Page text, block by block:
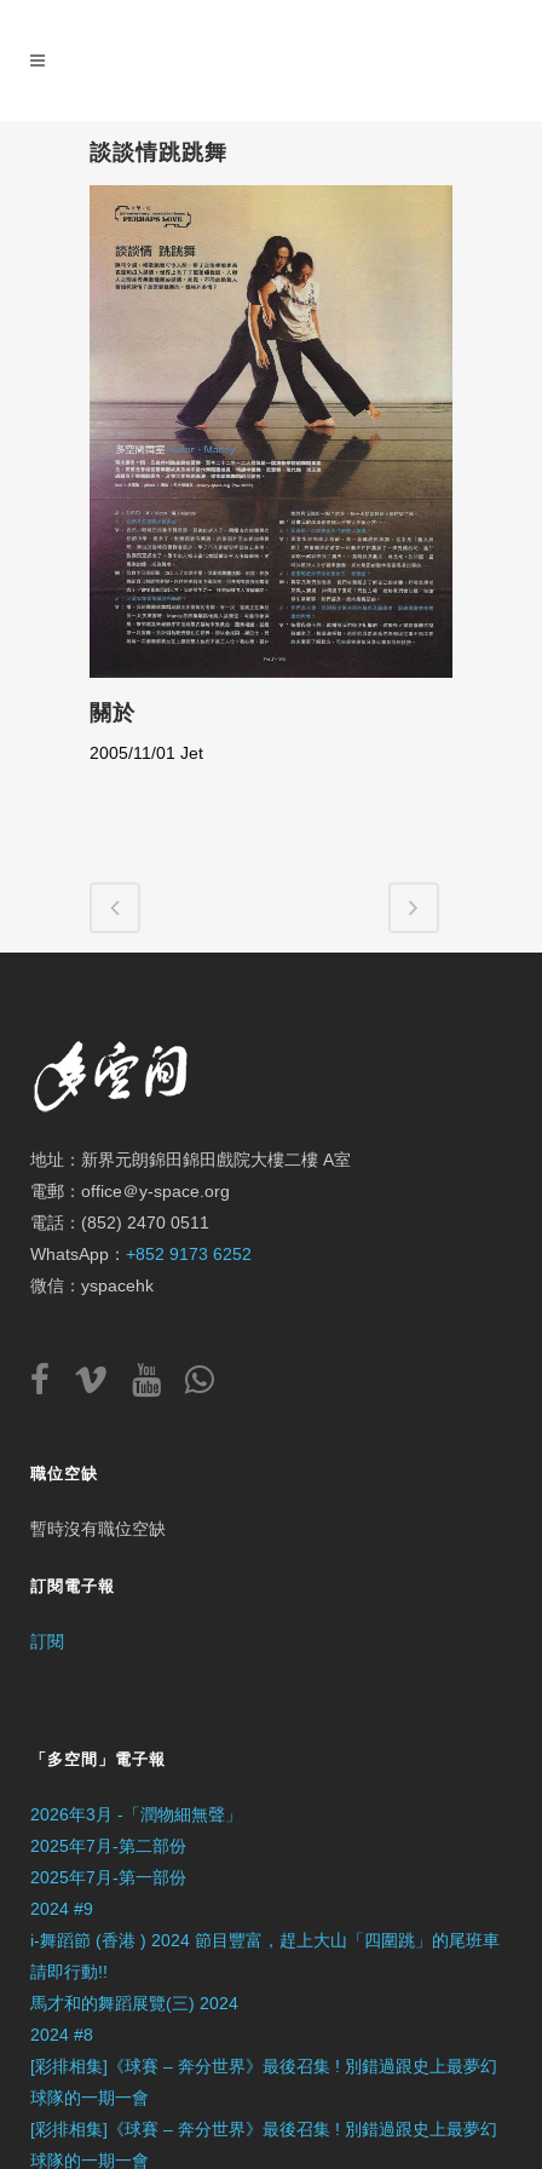
談談情跳跳舞
關於
2005/11/01 Jet
地址：新界元朗錦田錦田戲院大樓二樓 A室
電郵：office＠y-space.org
電話：(852) 2470 0511
WhatsApp： +852 9173 6252
微信：yspacehk
職位空缺
暫時沒有職位空缺
訂閱電子報
訂閱
「多空間」電子報
2026年3月 -「潤物細無聲」
2025年7月-第二部份
2025年7月-第一部份
2024 #9
i-舞蹈節 (香港 ) 2024 節目豐富，趕上大山「四圍跳」的尾班車
請即行動!!
馬才和的舞蹈展覽(三) 2024
2024 #8
[彩排相集]《球賽 – 奔分世界》最後召集 ! 別錯過跟史上最夢幻
球隊的一期一會
[彩排相集]《球賽 – 奔分世界》最後召集 ! 別錯過跟史上最夢幻
球隊的一期一會